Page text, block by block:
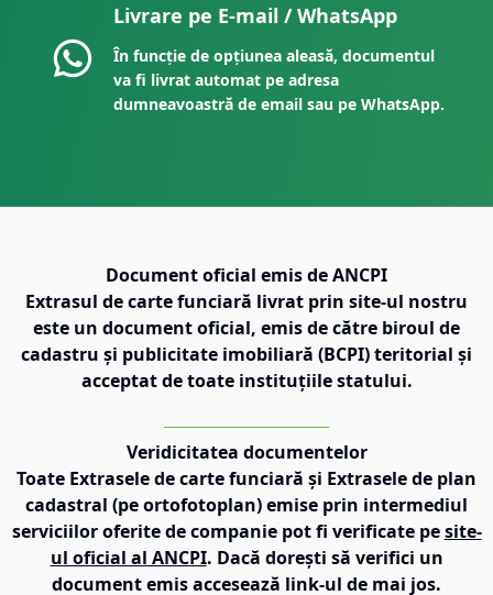
Livrare pe E-mail / WhatsApp
În funcție de opțiunea aleasă, documentul
va fi livrat automat pe adresa
dumneavoastră de email sau pe WhatsApp.
Document oficial emis de ANCPI
Extrasul de carte funciară livrat prin site-ul nostru
este un document oficial, emis de către biroul de
cadastru și publicitate imobiliară (BCPI) teritorial și
acceptat de toate instituțiile statului.
Veridicitatea documentelor
Toate Extrasele de carte funciară și Extrasele de plan
cadastral (pe ortofotoplan) emise prin intermediul
serviciilor oferite de companie pot fi verificate pe site-
ul oficial al ANCPI. Dacă dorești să verifici un
document emis accesează link-ul de mai jos.